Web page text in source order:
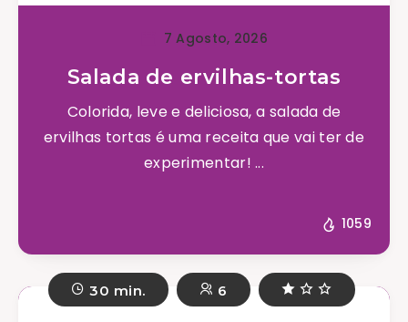
7 Agosto, 2026
Salada de ervilhas-tortas
Colorida, leve e deliciosa, a salada de
ervilhas tortas é uma receita que vai ter de
experimentar! ...
1059
30 min. 6